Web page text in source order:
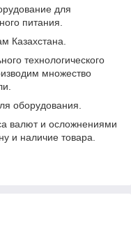
для
питания.
Казахстана.
технологического
множество
оборудования.
валют и осложнениями
и наличие товара.